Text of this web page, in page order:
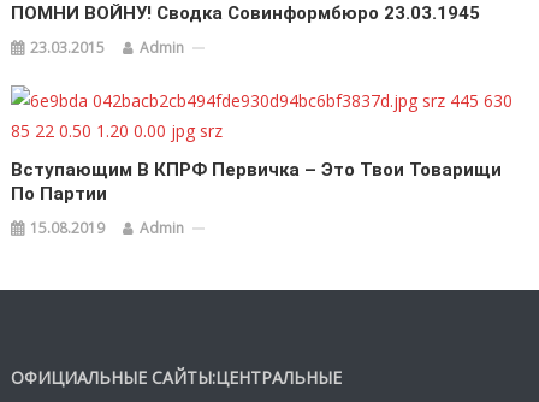
ПОМНИ ВОЙНУ! Сводка Совинформбюро 23.03.1945
23.03.2015 Admin
Вступающим В КПРФ Первичка – Это Твои Товарищи
По Партии
15.08.2019 Admin
ОФИЦИАЛЬНЫЕ САЙТЫ:ЦЕНТРАЛЬНЫЕ